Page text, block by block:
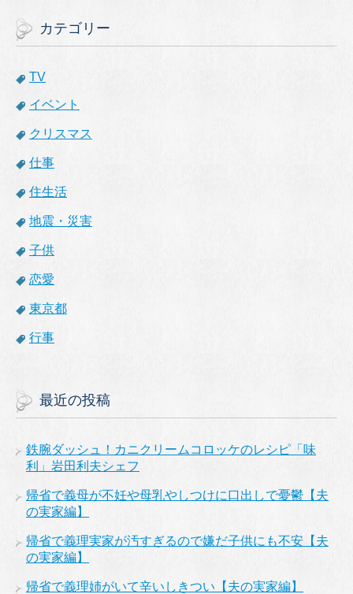
カテゴリー
TV
イベント
クリスマス
仕事
住生活
地震・災害
子供
恋愛
東京都
行事
最近の投稿
鉄腕ダッシュ！カニクリームコロッケのレシピ「味
利」岩田利夫シェフ
帰省で義母が不妊や母乳やしつけに口出しで憂鬱【夫
の実家編】
帰省で義理実家が汚すぎるので嫌だ子供にも不安【夫
の実家編】
帰省で義理姉がいて辛いしきつい【夫の実家編】